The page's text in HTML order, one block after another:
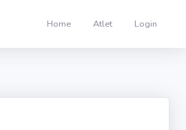
Home Atlet Login